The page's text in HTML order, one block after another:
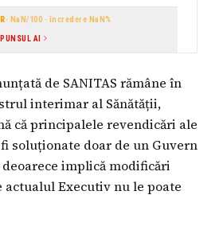
· NaN/100 · încredere NaN%
AI
de SANITAS rămâne în
interimar al Sănătății,
că principalele revendicări ale
soluționate doar de un Guvern
implică modificări
actualul Executiv nu le poate